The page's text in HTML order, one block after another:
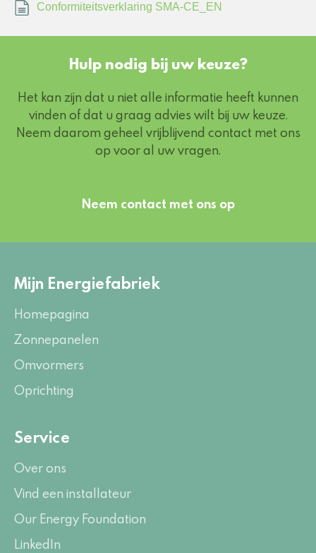
Conformiteitsverklaring SMA-CE_EN
Hulp nodig bij uw keuze?
Het kan zijn dat u niet alle informatie heeft kunnen
vinden of dat u graag advies wilt bij uw keuze.
Neem daarom geheel vrijblijvend contact met ons
op voor al uw vragen.
Neem contact met ons op
Mijn Energiefabriek
Homepagina
Zonnepanelen
Omvormers
Oprichting
Service
Over ons
Vind een installateur
Our Energy Foundation
LinkedIn